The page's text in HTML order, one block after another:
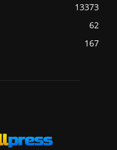
13373
62
167